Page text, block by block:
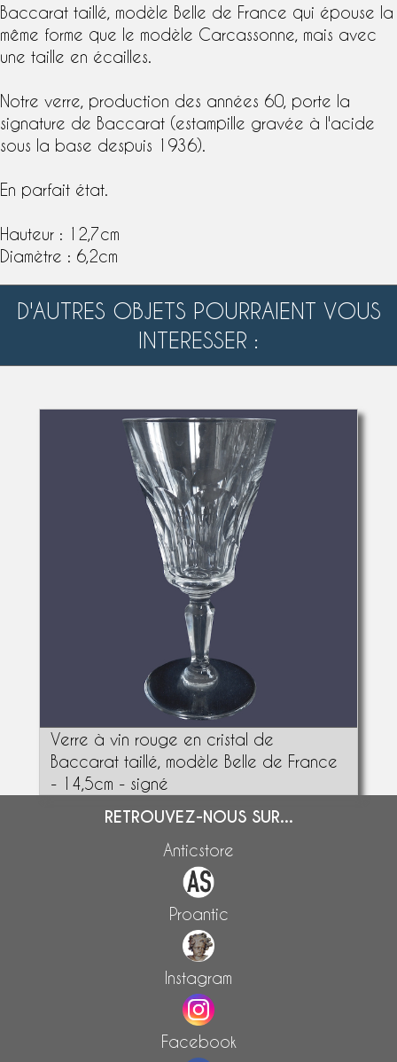
Baccarat taillé, modèle Belle de France qui épouse la
même forme que le modèle Carcassonne , mais avec
une taille en écailles.
Notre verre, production des années 60, porte la
signature de Baccarat (estampille gravée à l'acide
sous la base despuis 1936).
En parfait état.
Hauteur : 12,7cm
Diamètre : 6,2cm
D'AUTRES OBJETS POURRAIENT VOUS
INTERESSER :
Verre à vin rouge en cristal de
Baccarat taillé, modèle Belle de France
- 14,5cm - signé
RETROUVEZ-NOUS SUR...
Anticstore
Proantic
Instagram
Facebook